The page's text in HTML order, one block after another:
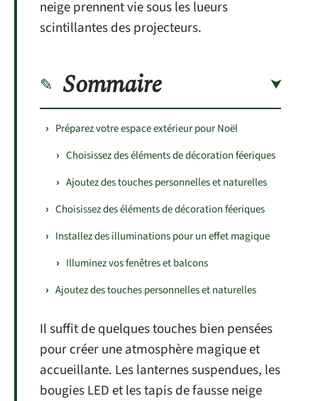
neige prennent vie sous les lueurs
scintillantes des projecteurs.
Sommaire
Préparez votre espace extérieur pour Noël
Choisissez des éléments de décoration féeriques
Ajoutez des touches personnelles et naturelles
Choisissez des éléments de décoration féeriques
Installez des illuminations pour un effet magique
Illuminez vos fenêtres et balcons
Ajoutez des touches personnelles et naturelles
Il suffit de quelques touches bien pensées
pour créer une atmosphère magique et
accueillante. Les lanternes suspendues, les
bougies LED et les tapis de fausse neige